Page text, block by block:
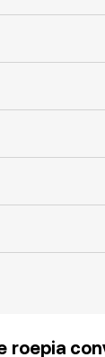
roepia